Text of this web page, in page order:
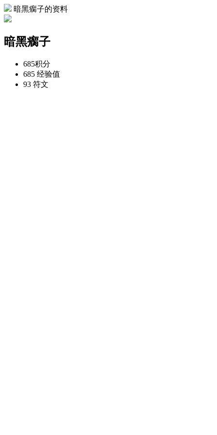
暗黑瘸子的资料
暗黑瘸子
685积分
685 经验值
93 符文